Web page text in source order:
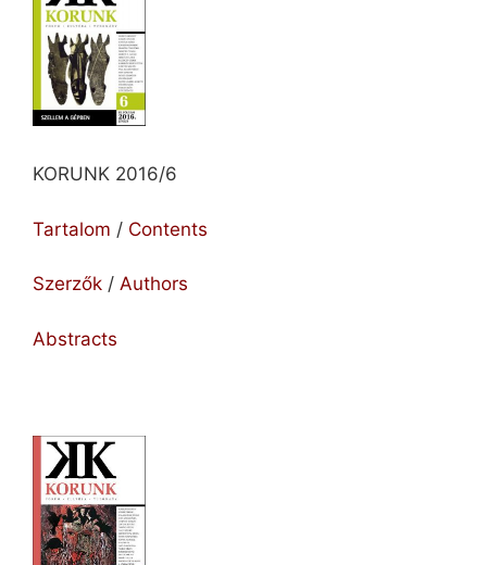
KORUNK 2016/6
Tartalom / Contents
Szerzők / Authors
Abstracts